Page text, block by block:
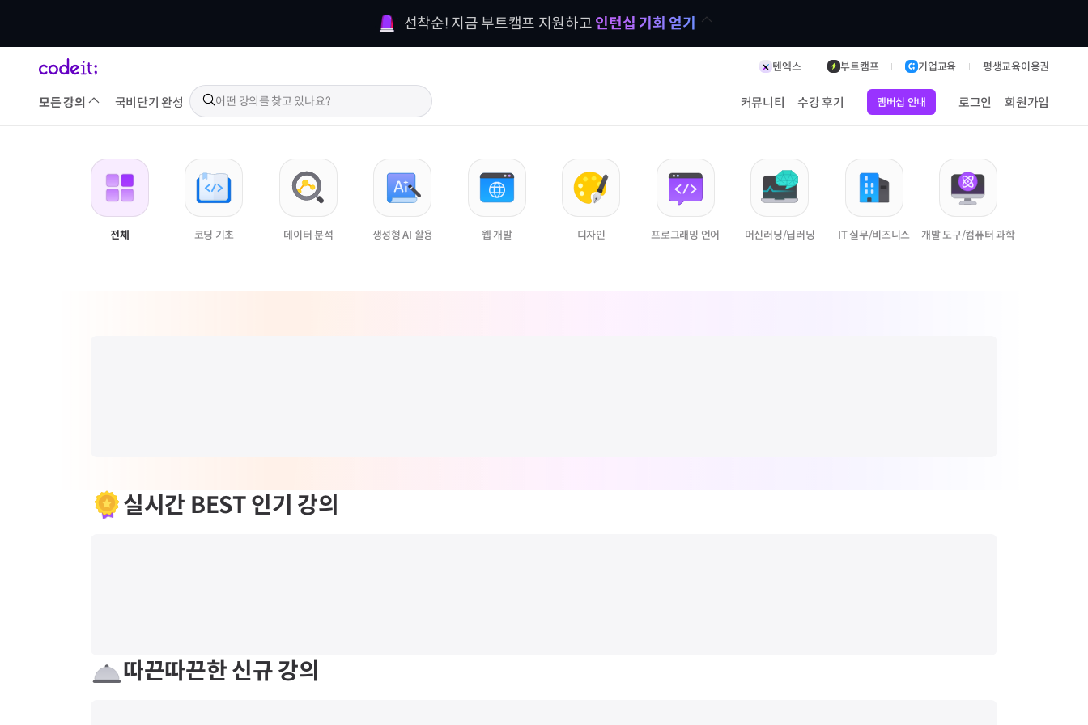
선착순! 지금 부트캠프 지원하고 인턴십 기회 얻기
텐엑스 부트캠프 기업교육 평생교육이용권
모든 강의 국비단기 완성 커뮤니티 수강 후기 멤버십 안내 로그인 회원가입
전체 코딩 기초 데이터 분석 생성형 AI 활용 웹 개발 디자인 프로그래밍 언어 머신러닝/딥러닝 IT 실무/비즈니스 개발 도구/컴퓨터 과학
실시간 BEST 인기 강의
따끈따끈한 신규 강의